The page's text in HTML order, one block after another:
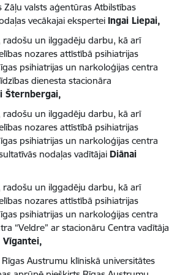
valsts aģentūras Atbilstības
vecākajai ekspertei Ingai Liepai,
un ilggadēju darbu, kā arī
nozares attīstībā psihiatrijas
psihiatrijas un narkoloģijas centra
dienesta stacionāra
Šternbergai,
un ilggadēju darbu, kā arī
nozares attīstībā psihiatrijas
psihiatrijas un narkoloģijas centra
nodaļas vadītājai Diānai
un ilggadēju darbu, kā arī
nozares attīstībā psihiatrijas
psihiatrijas un narkoloģijas centra
“Veldre” ar stacionāru Centra vadītāja
Vīgantei,
Austrumu klīniskā universitātes